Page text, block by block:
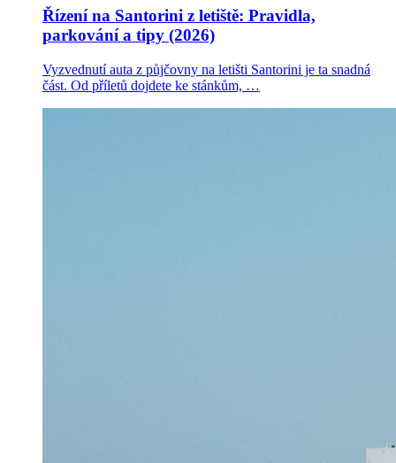
Řízení na Santorini z letiště: Pravidla,
parkování a tipy (2026)
Vyzvednutí auta z půjčovny na letišti Santorini je ta snadná
část. Od příletů dojdete ke stánkům, …